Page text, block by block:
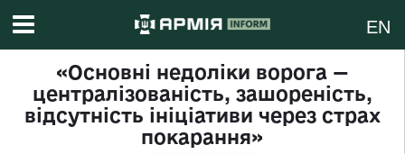
EN
«Основні недоліки ворога —
централізованість, зашореність,
відсутність ініціативи через страх
покарання»